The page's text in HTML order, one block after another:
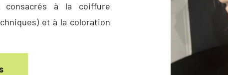
consacrés à la coiffure
et à la coloration